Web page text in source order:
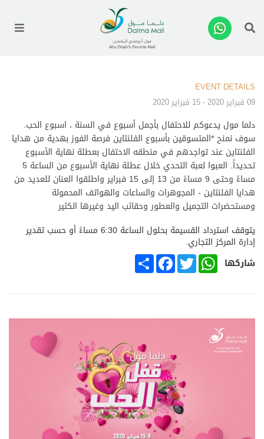
EVENT DETAILS
09 فبراير 2020 - 15 فبراير 2020
دلما مول يدعوكم للاحتفال بأجمل أسبوع في السنة ، اسبوع الحب.
سوف نمنح *المتسوقين بأسبوع الفلنتاين فرصة الفوز بهدية من هدايا
الفلنتاين عند تواجدهم في منطقه الاحتفال بعطلة نهاية الأسبوع
تحديداً. العبوا لعبة التحدي خلال عطلة نهاية الأسبوع من الساعة 5
مساءً وحتى 9 مساءً من 13 إلى 15 فبراير واطلقوا العنان للعديد من
هدايا الفلنتاين - المجوهرات والساعات والهواتف المحمولة
ومستحضرات التجميل والعطور وحقائب اليد وغيرها الكثير
يتوقف استرداد القسيمة بحلول الساعة 6:30 مساءً أو حسب تقدير
إدارة المركز التجاري.
شاركها
SHARE
FACEBOOKTWITTER
WHATSAPP